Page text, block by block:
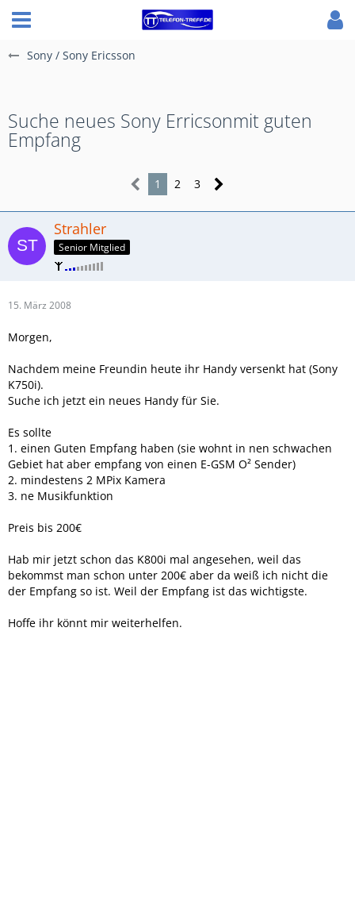
Sony / Sony Ericsson
Suche neues Sony Erricsonmit guten
Empfang
1 2 3
Strahler
Senior Mitglied
15. März 2008
Morgen,
Nachdem meine Freundin heute ihr Handy versenkt hat (Sony
K750i).
Suche ich jetzt ein neues Handy für Sie.
Es sollte
1. einen Guten Empfang haben (sie wohnt in nen schwachen
Gebiet hat aber empfang von einen E-GSM O² Sender)
2. mindestens 2 MPix Kamera
3. ne Musikfunktion
Preis bis 200€
Hab mir jetzt schon das K800i mal angesehen, weil das
bekommst man schon unter 200€ aber da weiß ich nicht die
der Empfang so ist. Weil der Empfang ist das wichtigste.
Hoffe ihr könnt mir weiterhelfen.